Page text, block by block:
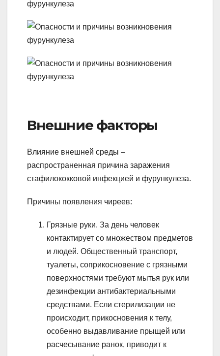
Внешние факторы
Влияние внешней среды –
распространенная причина заражения
стафилококковой инфекцией и фурункулеза.
Причины появления чиреев:
Грязные руки. За день человек
контактирует со множеством предметов
и людей. Общественный транспорт,
туалеты, соприкосновение с грязными
поверхностями требуют мытья рук или
дезинфекции антибактериальными
средствами. Если стерилизации не
происходит, прикосновения к телу,
особенно выдавливание прыщей или
расчесывание ранок, приводит к